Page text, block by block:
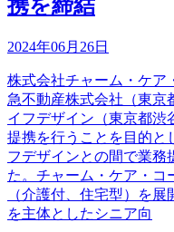
携を締結
2024年06月26日
株式会社チャーム・ケア
急不動産株式会社（東京
イフデザイン（東京都渋
提携を行うことを目的と
フデザインとの間で業務
た。チャーム・ケア・コ
（介護付、住宅型）を
を主体としたシニア向